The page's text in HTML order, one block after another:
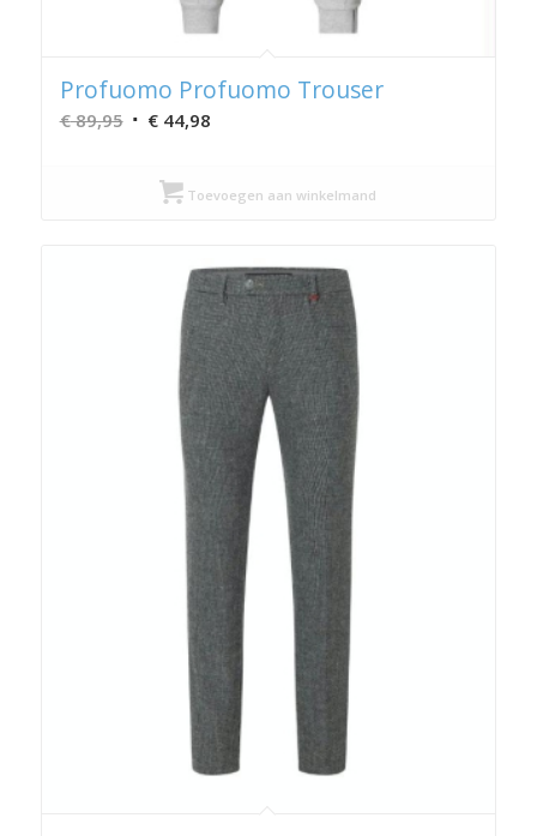
Profuomo Profuomo Trouser
€89,95 Oorspronkelijke
was:
€ 89,95.
€44,98Huidige
€ 44,98.
Toevoegen aan winkelmand